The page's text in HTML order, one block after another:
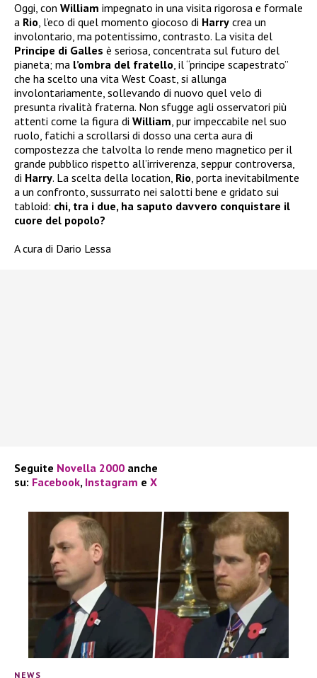
Oggi, con William impegnato in una visita rigorosa e formale
a Rio, l’eco di quel momento giocoso di Harry crea un
involontario, ma potentissimo, contrasto. La visita del
Principe di Galles è seriosa, concentrata sul futuro del
pianeta; ma l’ombra del fratello, il “principe scapestrato”
che ha scelto una vita West Coast, si allunga
involontariamente, sollevando di nuovo quel velo di
presunta rivalità fraterna. Non sfugge agli osservatori più
attenti come la figura di William, pur impeccabile nel suo
ruolo, fatichi a scrollarsi di dosso una certa aura di
compostezza che talvolta lo rende meno magnetico per il
grande pubblico rispetto all’irriverenza, seppur controversa,
di Harry. La scelta della location, Rio, porta inevitabilmente
a un confronto, sussurrato nei salotti bene e gridato sui
tabloid: chi, tra i due, ha saputo davvero conquistare il
cuore del popolo?
A cura di Dario Lessa
Seguite Novella 2000 anche
su: Facebook, Instagram e X
NEWS